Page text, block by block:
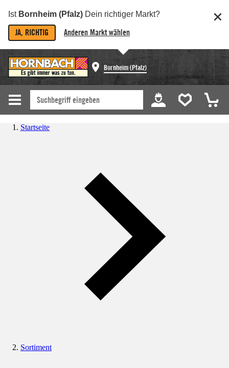
Ist Bornheim (Pfalz) Dein richtiger Markt?
JA, RICHTIG Anderen Markt wählen
Bornheim (Pfalz)
Startseite
Sortiment